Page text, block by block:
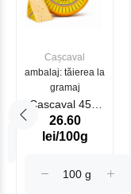
Cașcaval
ambalaj: tăierea la
gramaj
Cascaval 45%
Maasdam
Sublime Cow
26.60
lei/100g